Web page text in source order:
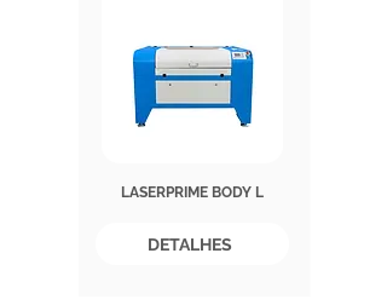
LASERPRIME BODY L
DETALHES